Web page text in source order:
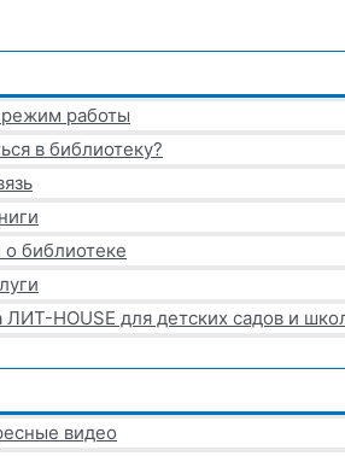
работы
в библиотеку?
библиотеке
ЛИТ-HOUSE для детских садов и
видео